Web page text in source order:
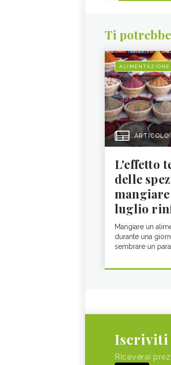
Ti
ALIMENTAZIONE
ARTICOLO
L'effetto
delle
luglio
Mangiare un
durante una
sembrare un
Iscriviti
Riceverai